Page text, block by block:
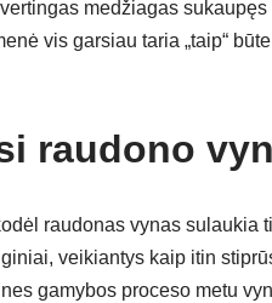
medžiagas
vis garsiau taria „taip“
raudono
raudonas vynas sulaukia
veikiantys kaip itin
gamybos proceso metu